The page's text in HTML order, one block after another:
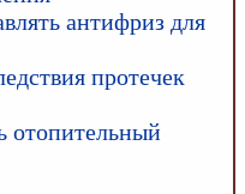
антифриз для
протечек
отопительный